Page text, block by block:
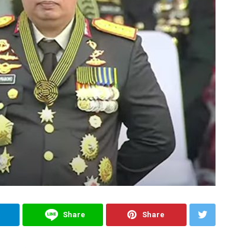
Share Share